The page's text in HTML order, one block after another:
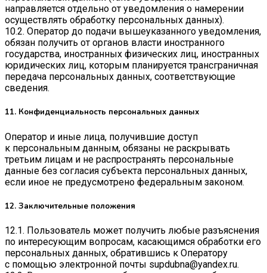
направляется отдельно от уведомления о намерении
осуществлять обработку персональных данных).
10.2. Оператор до подачи вышеуказанного уведомления,
обязан получить от органов власти иностранного
государства, иностранных физических лиц, иностранных
юридических лиц, которым планируется трансграничная
передача персональных данных, соответствующие
сведения.
11. Конфиденциальность персональных данных
Оператор и иные лица, получившие доступ
к персональным данным, обязаны не раскрывать
третьим лицам и не распространять персональные
данные без согласия субъекта персональных данных,
если иное не предусмотрено федеральным законом.
12. Заключительные положения
12.1. Пользователь может получить любые разъяснения
по интересующим вопросам, касающимся обработки его
персональных данных, обратившись к Оператору
с помощью электронной почты supdubna@yandex.ru.